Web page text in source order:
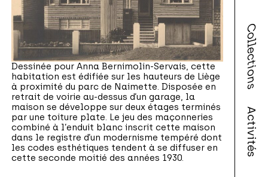
Collections
Activités
Dessinée pour Anna Bernimolin-Servais, cette
habitation est édifiée sur les hauteurs de Liège
à proximité du parc de Naimette. Disposée en
retrait de voirie au-dessus d’un garage, la
maison se développe sur deux étages terminés
par une toiture plate. Le jeu des maçonneries
combiné à l’enduit blanc inscrit cette maison
dans le registre d’un modernisme tempéré dont
les codes esthétiques tendent à se diffuser en
cette seconde moitié des années 1930.